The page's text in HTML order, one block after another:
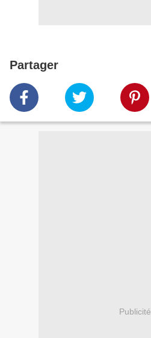
Partager
Publicité